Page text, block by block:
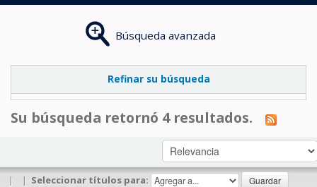
Búsqueda avanzada
Refinar su búsqueda
Su búsqueda retornó 4 resultados.
| | Seleccionar títulos para: